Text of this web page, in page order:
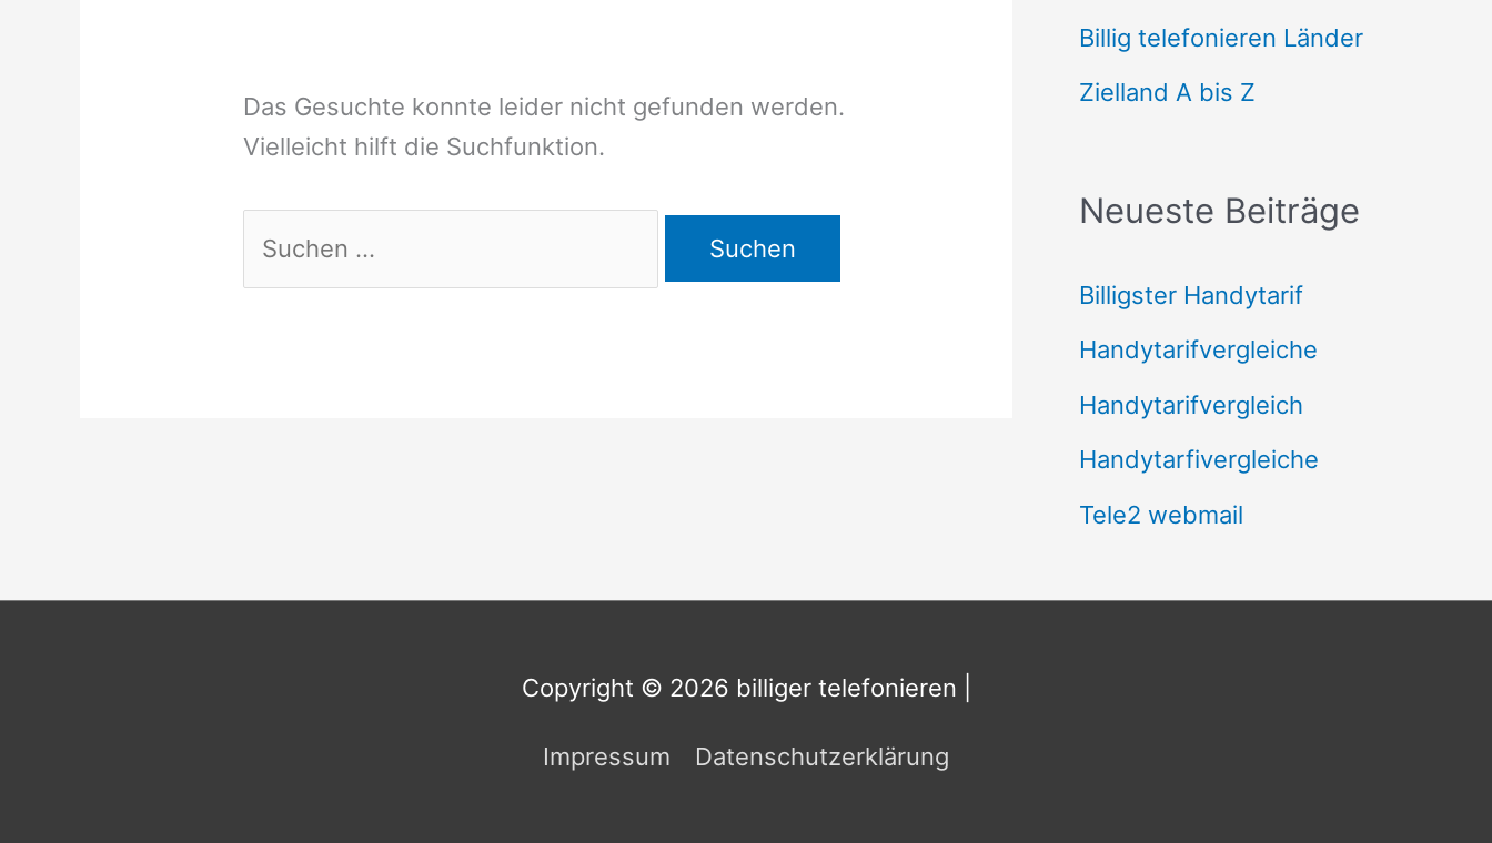
Das Gesuchte konnte leider nicht gefunden werden.
Vielleicht hilft die Suchfunktion.
nach:
n
n
h
Billig telefonieren Länder
Zielland A bis Z
Neueste Beiträge
Billigster Handytarif
Handytarifvergleiche
Handytarifvergleich
Handytarfivergleiche
Tele2 webmail
Copyright © 2026 billiger telefonieren
Impressum Datenschutzerklärung